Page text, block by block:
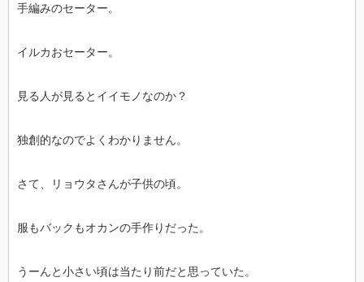
手編みのセーター。
イルカおセーター。
見る人が見るとイイモノなのか？
独創的なのでよくわかりません。
さて、リョウタさんが子供の頃。
服もバックもオカンの手作りだった。
うーんと小さい頃は当たり前だと思っていた。